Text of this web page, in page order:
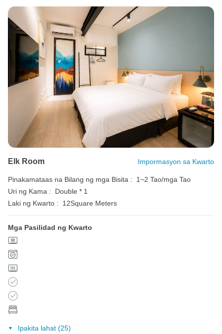
Elk Room Impormasyon sa Kwarto
Pinakamataas na Bilang ng mga Bisita :
1~2 Tao/mga Tao
Uri ng Kama :
Double * 1
Laki ng Kwarto :
12Square Meters
Mga Pasilidad ng Kwarto
Ipakita lahat (25)